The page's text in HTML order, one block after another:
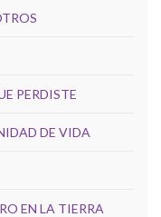
PERDISTE
DE VIDA
EN LA TIERRA